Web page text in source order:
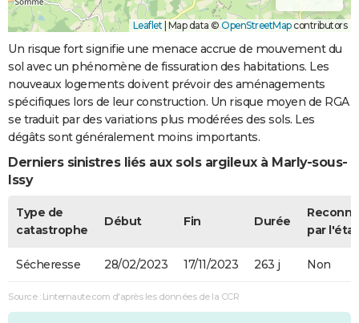
Leaflet Map data © OpenStreetMapcontributors
Un risque fort signifie une menace accrue de mouvement du
sol avec un phénomène de fissuration des habitations. Les
nouveaux logements doivent prévoir des aménagements
spécifiques lors de leur construction. Un risque moyen de RGA
se traduit par des variations plus modérées des sols. Les
dégâts sont généralement moins importants.
Derniers sinistres liés aux sols argileux à Marly-sous-
Issy
Type de
catastrophe
Début Fin Durée
par l'état
Sécheresse 28/02/2023 17/11/2023 263 j Non
Source : Linternaute.com d'après les données de la CCR